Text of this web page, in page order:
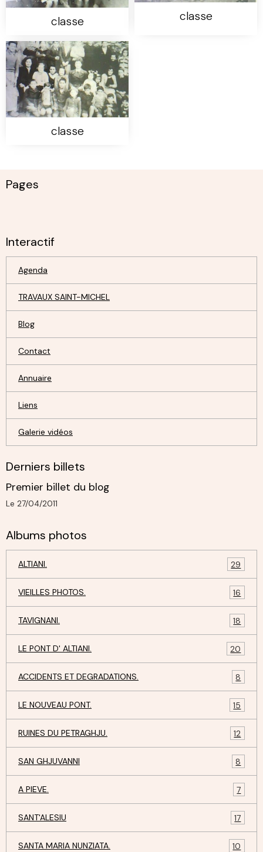
classe classe
classe
Pages
Interactif
Agenda
TRAVAUX SAINT-MICHEL
Blog
Contact
Annuaire
Liens
Galerie vidéos
Derniers billets
Premier billet du blog
Le 27/04/2011
Albums photos
ALTIANI. 29
VIEILLES PHOTOS. 16
TAVIGNANI. 18
LE PONT D' ALTIANI. 20
ACCIDENTS ET DEGRADATIONS. 8
LE NOUVEAU PONT. 15
RUINES DU PETRAGHJU. 12
SAN GHJUVANNI 8
A PIEVE. 7
SANT'ALESIU 17
SANTA MARIA NUNZIATA. 10